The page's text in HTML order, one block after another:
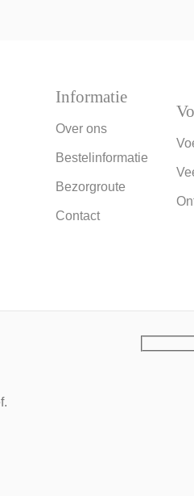
Informatie
Over ons
Bestelinformatie
Bezorgroute
Contact